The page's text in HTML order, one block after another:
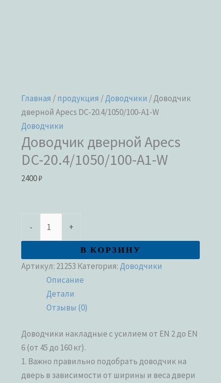
Главная /продукция /Доводчики / Доводчик
дверной Apecs DC-20.4/1050/100-A1-W
Доводчики
Доводчик дверной Apecs
DC-20.4/1050/100-A1-W
2400₽
- +
В КОРЗИНУ
Артикул: 21253 Категория:Доводчики
Описание
Детали
Отзывы (0)
Доводчики накладные с усилием от EN 2 до EN
6 (от 45 до 160 кг).
1. Важно правильно подобрать доводчик на
дверь в зависимости от ширины и веса двери